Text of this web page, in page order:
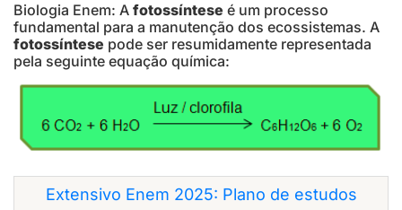
Biologia Enem: A fotossíntese é um processo
fundamental para a manutenção dos ecossistemas. A
fotossíntese pode ser resumidamente representada
pela seguinte equação química:
Extensivo Enem 2025: Plano de estudos